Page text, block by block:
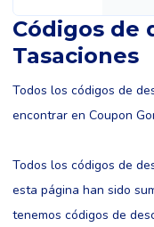
Códigos de
Tasaciones
Todos los códigos de
encontrar en Coupon
Todos los códigos de
esta página han sido
tenemos códigos de